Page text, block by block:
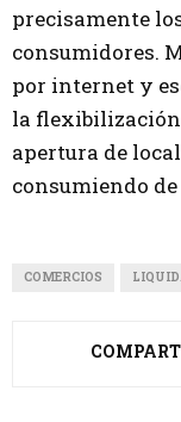
precisamente
consumidores.
por internet y
la
apertura de
consumiendo
COMERCIOS